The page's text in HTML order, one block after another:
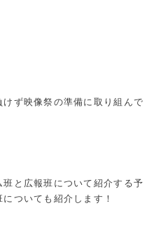
ず映像祭の準備に取り組んで
と広報班について紹介する予
ついても紹介します！